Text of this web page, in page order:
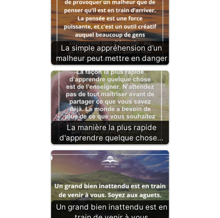
La simple appréhension d’un
malheur peut mettre en danger
La manière la plus rapide
d'apprendre quelque chose…
Un grand bien inattendu est en